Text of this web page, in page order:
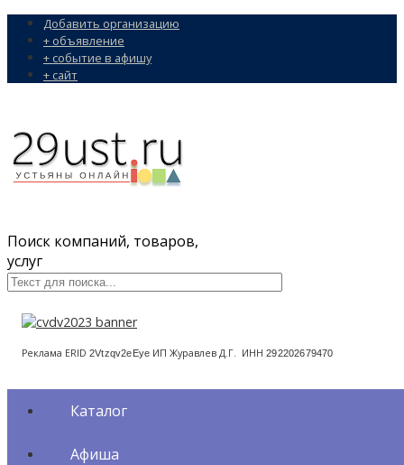
Добавить организацию
+ объявление
+ событие в афишу
+ сайт
Поиск компаний, товаров,
услуг
Реклама ERID 2Vtzqv2eEye ИП Журавлев Д.Г. ИНН292202679470
Каталог
Афиша